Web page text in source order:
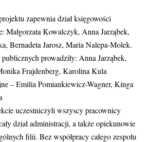
zapewnia dział księgowości
Małgorzata Kowalczyk, Anna Jarząbek,
Bernadeta Jarosz, Maria Nalepa-Molek.
prowadziły: Anna Jarząbek,
Frajdenberg, Karolina Kula
– Emilia Pomiankiewicz-Wagner, Kinga
uczestniczyli wszyscy pracownicy
dział administracji, a także opiekunowie
filii. Bez współpracy całego zespołu